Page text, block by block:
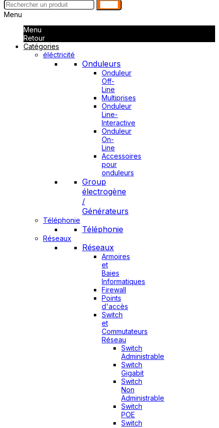
Menu
Menu
Retour
Catégories
éléctricité
Onduleurs
Onduleur
Off-
Line
Multiprises
Onduleur
Line-
Interactive
Onduleur
On-
Line
Accessoires
pour
onduleurs
Group
électrogène
/
Générateurs
Téléphonie
Téléphonie
Réseaux
Réseaux
Armoires
et
Baies
Informatiques
Firewall
Points
d'accès
Switch
et
Commutateurs
Réseau
Switch
Administrable
Switch
Gigabit
Switch
Non
Administrable
Switch
POE
Switch